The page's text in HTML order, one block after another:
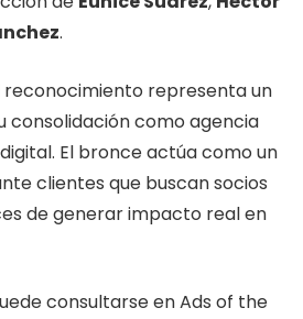
.
reconocimiento representa un
consolidación como agencia
El bronce actúa como un
clientes que buscan socios
de generar impacto real en
consultarse en Ads of the